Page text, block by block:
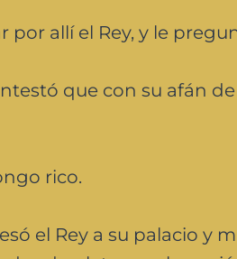
por allí el Rey, y le
que con su afán
rico.
el Rey a su palacio y